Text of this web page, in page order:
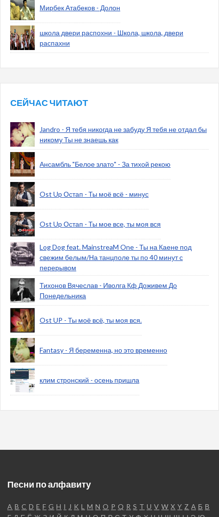
Мирбек Атабеков - Долон
школа двери распохни - Школа, школа, двери
распахни
СЕЙЧАС ЧИТАЮТ
Jandro - Я тебя никогда не забуду Я тебя не отдал бы
никому Ты не знаешь как
Ансамбль "Белое злато" - За тихой рекою
Ost Up Остап - Ты моё всё - минус
Ost Up Остап - Ты мое все, ты моя вся
Log Dog feat. MainstreaM One - Ты на Каене под
свежим белым/На танцполе ты по 40 минут с
перерывом
Тихонов Вячеслав - Иволга Кф Доживем До
Понедельника
Ost UP - Ты моё всё, ты моя вся.
Fantasy - Я беременна, но это временно
клим стронский - осень пришла
Песни по алфавиту
A B C D E F G H I J K L M N O P Q R S T U V W X Y Z А Б В